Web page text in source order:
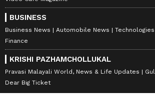
BUSINESS
Business News Automobile News Technologies
Finance
KRISHI PAZHAMCHOLLUKAL
Pravasi Malayali World, News & Life Updates
Dear Big Ticket